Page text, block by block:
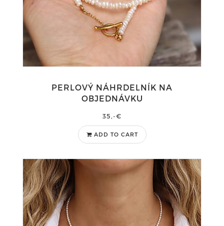
PERLOVÝ NÁHRDELNÍK NA
OBJEDNÁVKU
35,-€
ADD TO CART